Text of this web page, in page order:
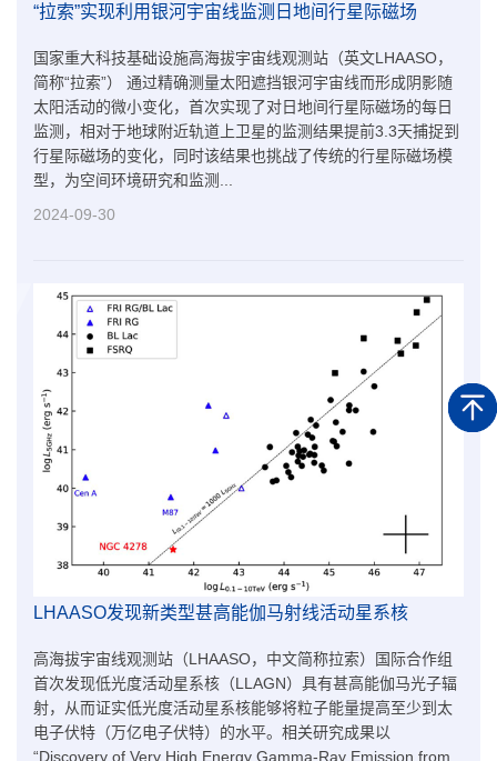
“拉索”实现利用银河宇宙线监测日地间行星际磁场
国家重大科技基础设施高海拔宇宙线观测站（英文LHAASO，
简称“拉索”） 通过精确测量太阳遮挡银河宇宙线而形成阴影随
太阳活动的微小变化，首次实现了对日地间行星际磁场的每日
监测，相对于地球附近轨道上卫星的监测结果提前3.3天捕捉到
行星际磁场的变化，同时该结果也挑战了传统的行星际磁场模
型，为空间环境研究和监测...
2024-09-30
LHAASO发现新类型甚高能伽马射线活动星系核
高海拔宇宙线观测站（LHAASO，中文简称拉索）国际合作组
首次发现低光度活动星系核（LLAGN）具有甚高能伽马光子辐
射，从而证实低光度活动星系核能够将粒子能量提高至少到太
电子伏特（万亿电子伏特）的水平。相关研究成果以
“Discovery of Very High Energy Gamma-Ray Emission from